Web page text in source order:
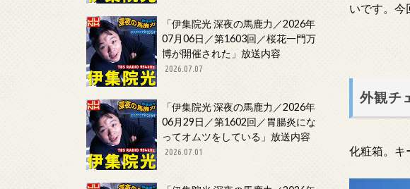
いです。今
外観チ
化粧箱。キ
「伊集院光 深夜の馬鹿力／2026年
07月06日／第1603回／桜花一門万
博が開催された」放送内容
2026.07.07
「伊集院光 深夜の馬鹿力／2026年
06月29日／第1602回／胃腸炎にな
ってオムツをしている」放送内容
2026.07.01